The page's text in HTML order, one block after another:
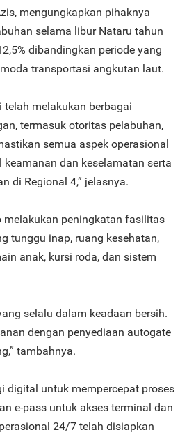
mengungkapkan pihaknya
selama libur Nataru tahun
dibandingkan periode yang
transportasi angkutan laut.
melakukan berbagai
termasuk otoritas pelabuhan,
semua aspek operasional
dan keselamatan serta
di Regional 4,” jelasnya.
melakukan peningkatan fasilitas
tunggu inap, ruang kesehatan,
anak, kursi roda, dan sistem
selalu dalam keadaan bersih.
dengan penyediaan autogate
tambahnya.
digital untuk mempercepat proses
e-pass untuk akses terminal dan
24/7 telah disiapkan